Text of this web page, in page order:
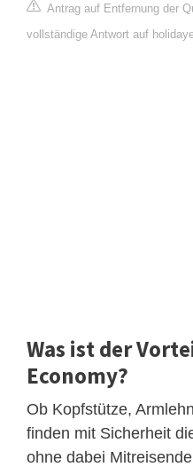
Antrag auf Entfernung der
vollständige Antwort auf
Was ist der
Economy?
Ob Kopfstütze,
finden mit Sicherheit
ohne dabei